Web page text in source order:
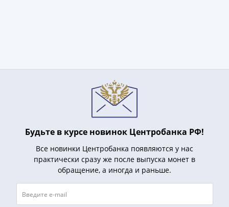
Будьте в курсе новинок Центробанка РФ!
Все новинки Центробанка появляются у нас
практически сразу же после выпуска монет в
обращение, а иногда и раньше.